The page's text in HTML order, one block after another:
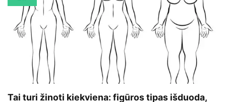
Tai turi žinoti kiekviena: figūros tipas išduoda,